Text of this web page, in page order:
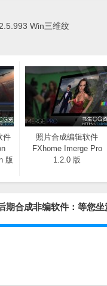
Win三维纹
件
版
照片合成编辑软件
FXhome Imerge Pro
1.2.0 版
合成非编软件：等您坐